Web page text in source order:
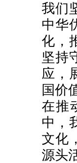
我们
中华
化，
坚持
应，
国价
在推
中，
文化
源头